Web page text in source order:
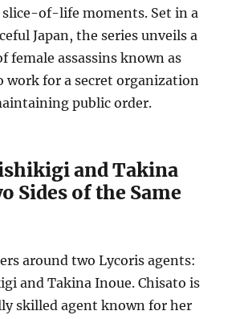
of-life moments. Set in a
Japan, the series unveils a
female assassins known as
work for a secret organization
public order.
and Takina
Sides of the Same
around two Lycoris agents:
and Takina Inoue. Chisato is
skilled agent known for her